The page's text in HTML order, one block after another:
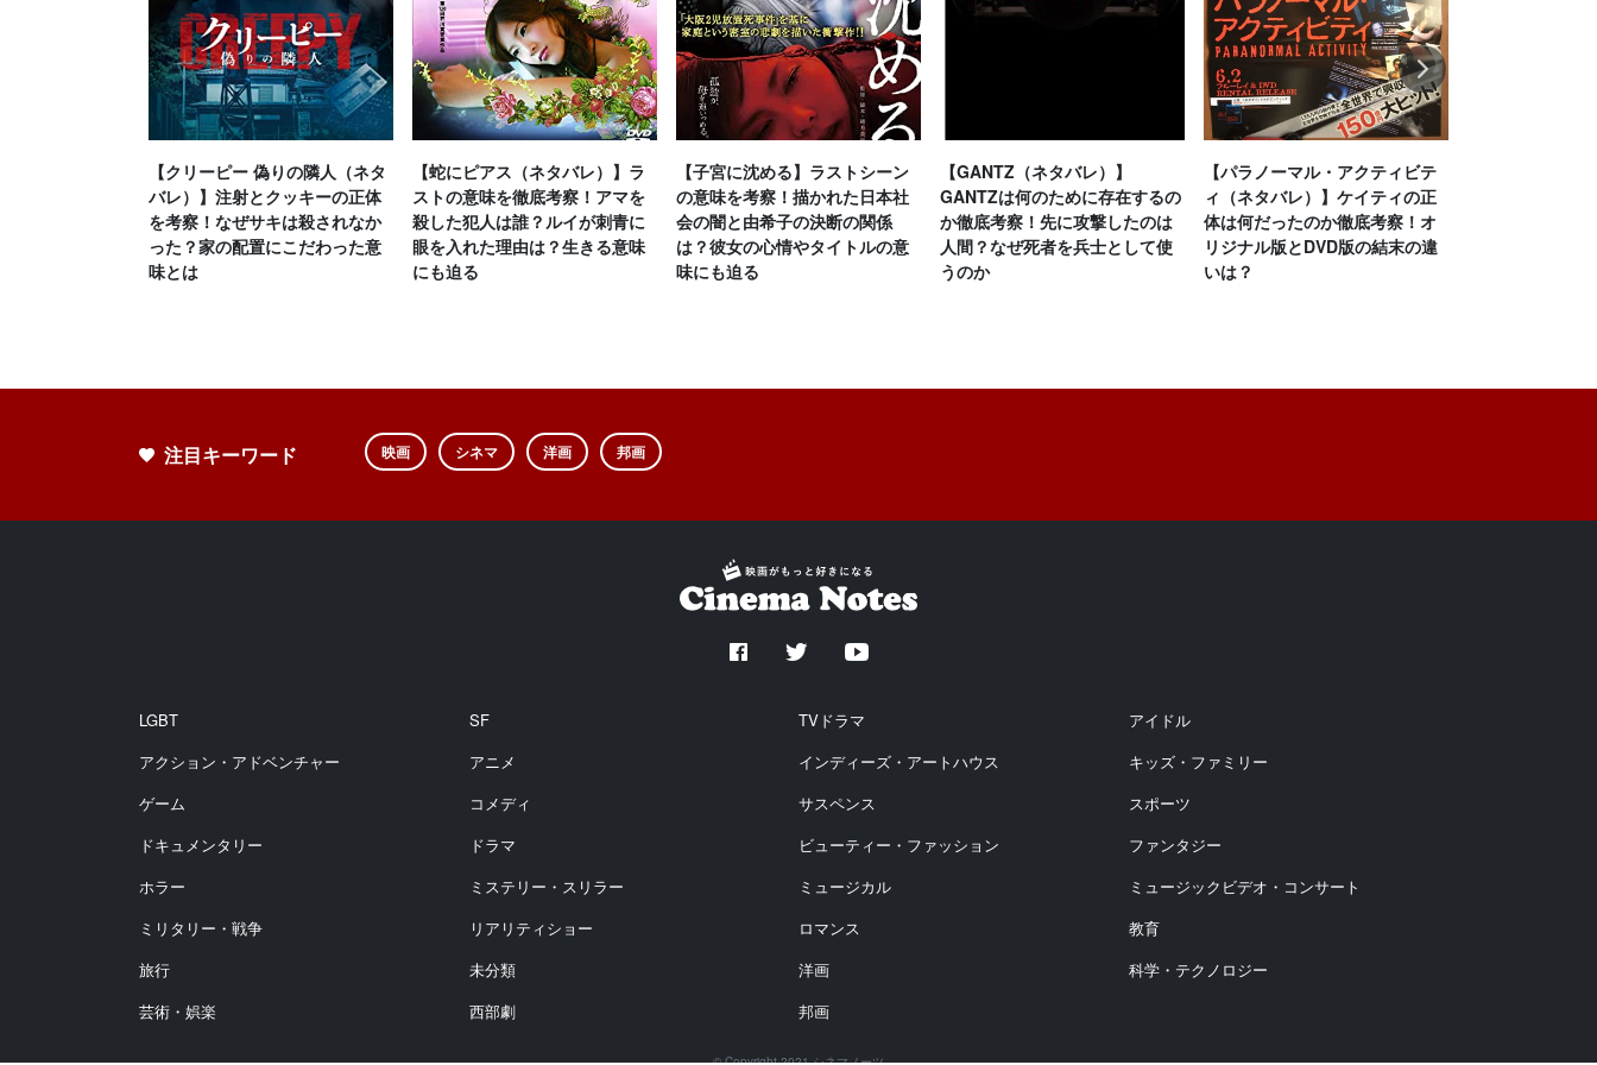
【クリーピー 偽りの隣人（ネタ
バレ）】注射とクッキーの正体
を考察！なぜサキは殺されなか
った？家の配置にこだわった意
味とは
【蛇にピアス（ネタバレ）】ラ
ストの意味を徹底考察！アマを
殺した犯人は誰？ルイが刺青に
眼を入れた理由は？生きる意味
にも迫る
【子宮に沈める】ラストシーン
の意味を考察！描かれた日本社
会の闇と由希子の決断の関係
は？彼女の心情やタイトルの意
味にも迫る
【GANTZ（ネタバレ）】
GANTZは何のために存在するの
か徹底考察！先に攻撃したのは
人間？なぜ死者を兵士として使
うのか
【パラノーマル・アクティビテ
ィ（ネタバレ）】ケイティの正
体は何だったのか徹底考察！オ
リジナル版とDVD版の結末の違
いは？
Next
注目キーワード 映画 シネマ 洋画 邦画
LGBT SF TVドラマ
アイドル
アクション・アドベンチャー
アニメ インディーズ・アートハウス
キッズ・ファミリー
ゲーム
コメディ サスペンス
スポーツ
ドキュメンタリー
ドラマ ビューティー・ファッション
ファンタジー
ホラー
ミステリー・スリラー ミュージカル
ミュージックビデオ・コンサート
ミリタリー・戦争
リアリティショー ロマンス
教育
旅行
未分類 洋画
科学・テクノロジー
芸術・娯楽
西部劇 邦画
© Copyright 2021 シネマノーツ